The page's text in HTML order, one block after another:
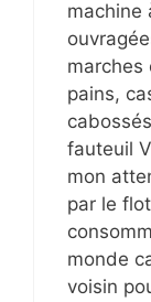
machine
marches
pains,
fauteuil
mon
par le
monde
voisin